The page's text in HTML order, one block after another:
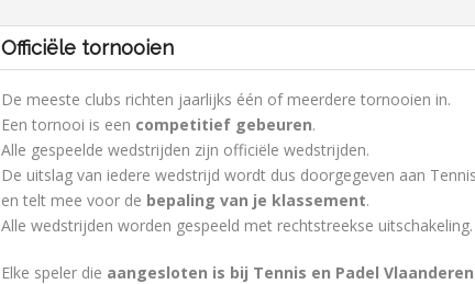
Officiële tornooien
De meeste clubs richten jaarlijks één of meerdere tornooien in.
Een tornooi is een competitief gebeuren.
Alle gespeelde wedstrijden zijn officiële wedstrijden.
De uitslag van iedere wedstrijd wordt dus doorgegeven aan
en telt mee voor de bepaling van je klassement.
Alle wedstrijden worden gespeeld met rechtstreekse uitschakeling.
Elke speler die aangesloten is bij Tennis en Padel Vlaanderen